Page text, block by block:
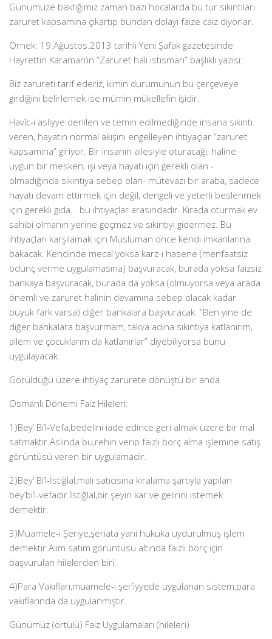
Günümüze baktığımız zaman bazı hocalarda bu tür sıkıntıları
zaruret kapsamına çıkartıp bundan dolayı faize caiz diyorlar.
Örnek: 19.Ağustos.2013 tarihli Yeni Şafak gazetesinde
Hayrettin Karaman’ın ”Zaruret hali istismarı” başlıklı yazısı:
Biz zarureti tarif ederiz, kimin durumunun bu çerçeveye
girdiğini belirlemek ise mümin mükellefin işidir.
Havîc-i asliyye denilen ve temin edilmediğinde insana sıkıntı
veren, hayatın normal akışını engelleyen ihtiyaçlar “zaruret
kapsamına” giriyor. Bir insanın ailesiyle oturacağı, haline
uygun bir mesken, işi veya hayatı için gerekli olan -
olmadığında sıkıntıya sebep olan- mütevazı bir araba, sadece
hayatı devam ettirmek için değil, dengeli ve yeterli beslenmek
için gerekli gıda… bu ihtiyaçlar arasındadır. Kirada oturmak ev
sahibi olmanın yerine geçmez ve sıkıntıyı gidermez. Bu
ihtiyaçları karşılamak için Müslüman önce kendi imkanlarına
bakacak. Kendinde mecal yoksa karz-ı hasene (menfaatsiz
ödünç verme uygulamasına) başvuracak, burada yoksa faizsiz
bankaya başvuracak, burada da yoksa (olmuyorsa veya arada
önemli ve zaruret halinin devamına sebep olacak kadar
büyük fark varsa) diğer bankalara başvuracak. “Ben yine de
diğer bankalara başvurmam, takva adına sıkıntıya katlanırım,
ailem ve çocuklarım da katlanırlar” diyebiliyorsa bunu
uygulayacak.
Görüldüğü üzere ihtiyaç zarurete dönüştü bir anda.
Osmanlı Dönemi Faiz Hileleri:
1)Bey’ Bi’l-Vefa,bedelini iade edince geri almak üzere bir mal
satmaktır.Aslında bu,rehin verip faizli borç alma işlemine satış
görüntüsü veren bir uygulamadır.
2)Bey’ Bi’l-İstiğlal,malı satıcısına kiralama şartıyla yapılan
bey’bi’l-vefadır.İstiğlal,bir şeyin kar ve gelirini istemek
demektir.
3)Muamele-i Şeriye,şeriata yani hukuka uydurulmuş işlem
demektir.Alım satım görüntüsü altında faizli borç için
başvurulan hilelerden biri.
4)Para Vakıfları,muamele-i şer’iyyede uygulanan sistem,para
vakıflarında da uygulanmıştır.
Günümüz (örtülü) Faiz Uygulamaları (hileleri)